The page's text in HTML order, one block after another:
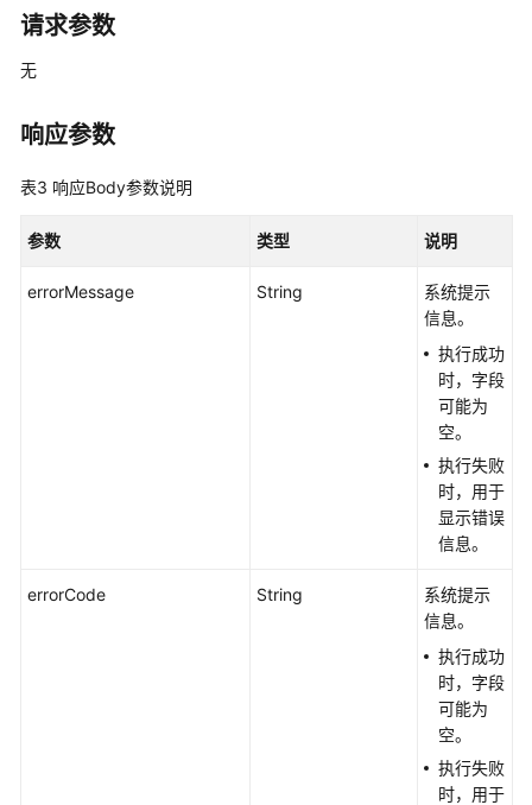
束
与
API
览
本
请求参数
无
响应参数
表3 响应Body参数说明
参数 类型 说明
errorMessage String
系统提示
信息。
执行成功
时，字段
可能为
空。
执行失败
时，用于
显示错误
信息。
errorCode String
系统提示
信息。
执行成功
时，字段
可能为
空。
执行失败
时，用于